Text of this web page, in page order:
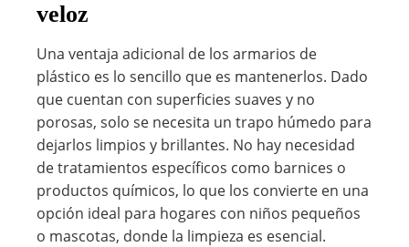
veloz
Una ventaja adicional de los armarios de
plástico es lo sencillo que es mantenerlos. Dado
que cuentan con superficies suaves y no
porosas, solo se necesita un trapo húmedo para
dejarlos limpios y brillantes. No hay necesidad
de tratamientos específicos como barnices o
productos químicos, lo que los convierte en una
opción ideal para hogares con niños pequeños
o mascotas, donde la limpieza es esencial.